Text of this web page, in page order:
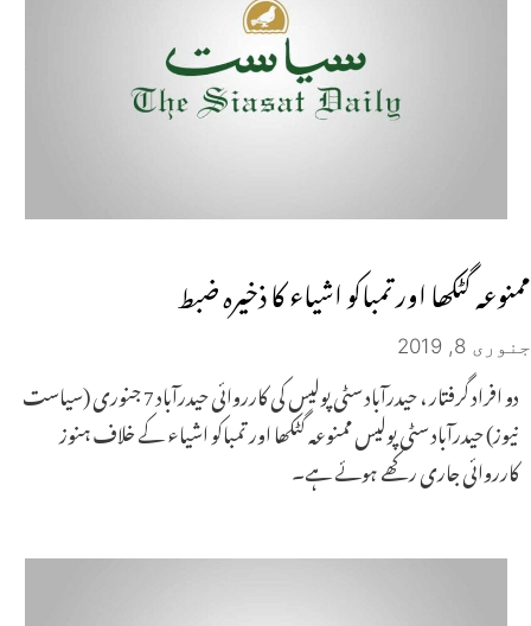
ممنوعہ گٹکھا اور تمباکو اشیاء کا ذخیرہ ضبط
جنوری 8, 2019
دو افراد گرفتار ، حیدرآباد سٹی پولیس کی کارروائی حیدرآباد 7 جنوری (سیاست
نیوز) حیدرآباد سٹی پولیس ممنوعہ گٹکھا اور تمباکو اشیاء کے خلاف ہنوز
کارروائی جاری رکھے ہوئے ہے۔